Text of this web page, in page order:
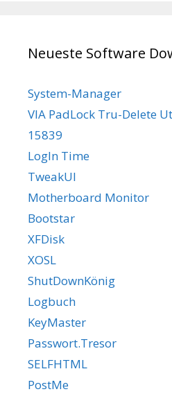
Neueste Software
System-Manager
VIA PadLock Tru-Delete
15839
LogIn Time
TweakUI
Motherboard Monitor
Bootstar
XFDisk
XOSL
ShutDownKönig
Logbuch
KeyMaster
Passwort.Tresor
SELFHTML
PostMe